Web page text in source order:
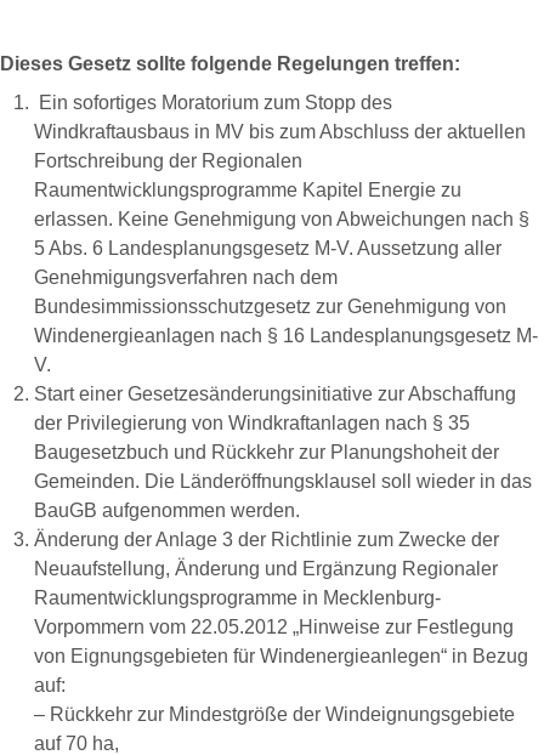
Dieses Gesetz sollte folgende Regelungen treffen:
Ein sofortiges Moratorium zum Stopp des
Windkraftausbaus in MV bis zum Abschluss der aktuellen
Fortschreibung der Regionalen
Raumentwicklungsprogramme Kapitel Energie zu
erlassen. Keine Genehmigung von Abweichungen nach §
5 Abs. 6 Landesplanungsgesetz M-V. Aussetzung aller
Genehmigungsverfahren nach dem
Bundesimmissionsschutzgesetz zur Genehmigung von
Windenergieanlagen nach § 16 Landesplanungsgesetz M-
V.
Start einer Gesetzesänderungsinitiative zur Abschaffung
der Privilegierung von Windkraftanlagen nach § 35
Baugesetzbuch und Rückkehr zur Planungshoheit der
Gemeinden. Die Länderöffnungsklausel soll wieder in das
BauGB aufgenommen werden.
Änderung der Anlage 3 der Richtlinie zum Zwecke der
Neuaufstellung, Änderung und Ergänzung Regionaler
Raumentwicklungsprogramme in Mecklenburg-
Vorpommern vom 22.05.2012 „Hinweise zur Festlegung
von Eignungsgebieten für Windenergieanlegen“ in Bezug
auf:
– Rückkehr zur Mindestgröße der Windeignungsgebiete
auf 70 ha,